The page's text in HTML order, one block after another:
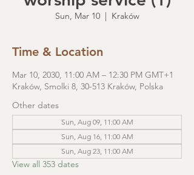
Sun, Mar 10
  |
Kraków
Time & Location
Mar 10, 2030, 11:00 AM – 12:30 PM GMT+1
Kraków, Smolki 8, 30-513 Kraków, Polska
Other dates
Sun, Aug 09, 11:00 AM
Sun, Aug 16, 11:00 AM
Sun, Aug 23, 11:00 AM
View all 353 dates